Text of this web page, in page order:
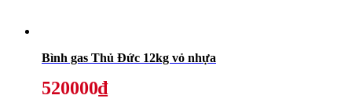
Bình gas Thủ Đức 12kg vỏ nhựa
520000₫